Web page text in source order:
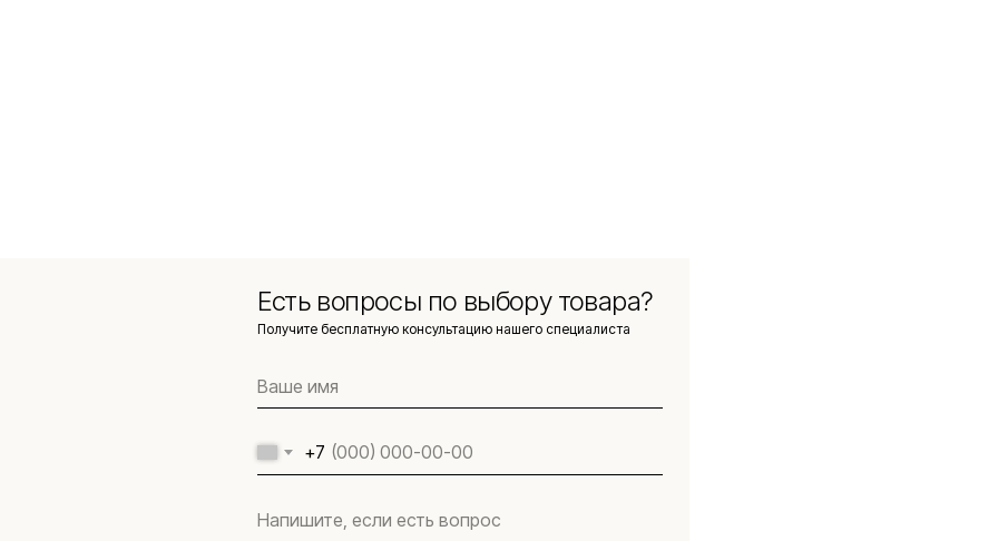
+7
Получите бесплатную консультацию нашего специалиста
Есть вопросы по выбору товара?